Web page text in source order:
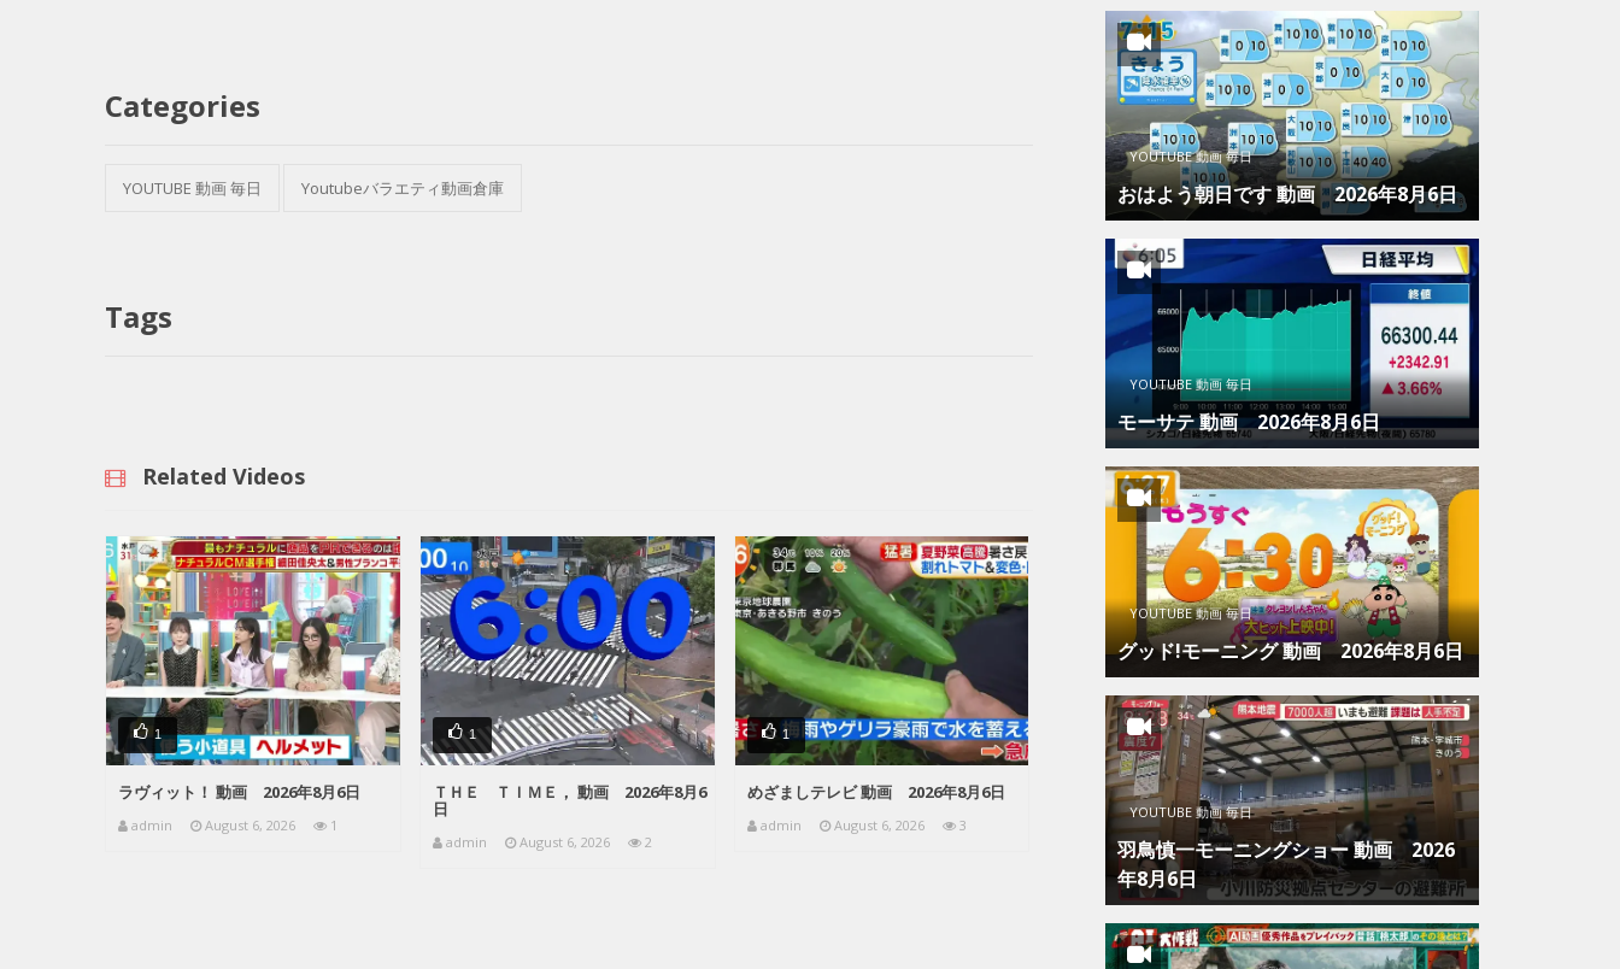
Categories
YOUTUBE 動画 毎日 Youtubeバラエティ動画倉庫
Tags
Related Videos
1
ラヴィット！ 動画 2026年8月6日
admin August 6, 2026 1
1
ＴＨＥ ＴＩＭＥ， 動画 2026年8月6
日
admin August 6, 2026 2
1
めざましテレビ 動画 2026年8月6日
admin August 6, 2026 3
YOUTUBE 動画 毎日
おはよう朝日です 動画 2026年8月6日
YOUTUBE 動画 毎日
モーサテ 動画 2026年8月6日
YOUTUBE 動画 毎日
グッド!モーニング 動画 2026年8月6日
YOUTUBE 動画 毎日
羽鳥慎一モーニングショー 動画 2026
年8月6日